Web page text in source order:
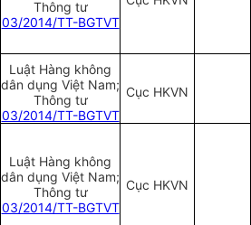
Thông tư
03/2014/TT-BGTVT
Luật Hàng không
dân dụng Việt Nam;
Thông tư
03/2014/TT-BGTVT
Cục HKVN
Luật Hàng không
dân dụng Việt Nam;
Thông tư
03/2014/TT-BGTVT
Cục HKVN